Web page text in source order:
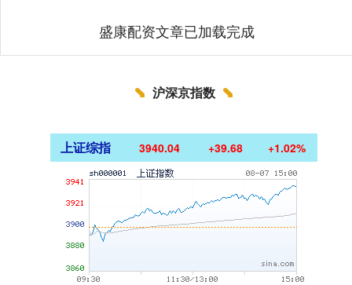
盛康配资文章已加载完成
沪深京指数
上证综指 3940.04 +39.68 +1.02%